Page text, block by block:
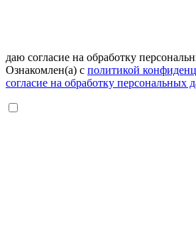
даю согласие на обработку
Ознакомлен(а) с политикой
согласие на обработку персональных